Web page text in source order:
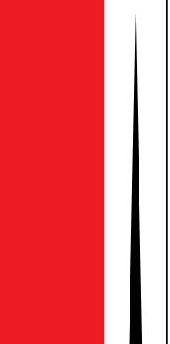
personlig och
gränssnitt
och dina
och enkel
val, upp till och med tio
och personlig
och relevant
år från lanseringen.
dig inte bara den
alla de kommande
de app- och
kommer att vara redo